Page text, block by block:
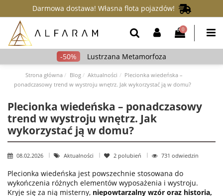
Darmowa dostawa! Własna flota pojazdów!
0
Lustrzana Metamorfoza
Strona główna Blog Aktualności
Plecionka wiedeńska –
ponadczasowy trend w wystroju wnętrz. Jak wykorzystać ją w domu?
Plecionka wiedeńska – ponadczasowy
trend w wystroju wnętrz. Jak
wykorzystać ją w domu?
08.02.2026 Aktualności 2 polubień 731 odwiedzin
Plecionka wiedeńska jest powszechnie stosowana do
wykończenia różnych elementów wyposażenia i wystroju.
Kryje się za nią misterny, niepowtarzalny wzór oraz historia,